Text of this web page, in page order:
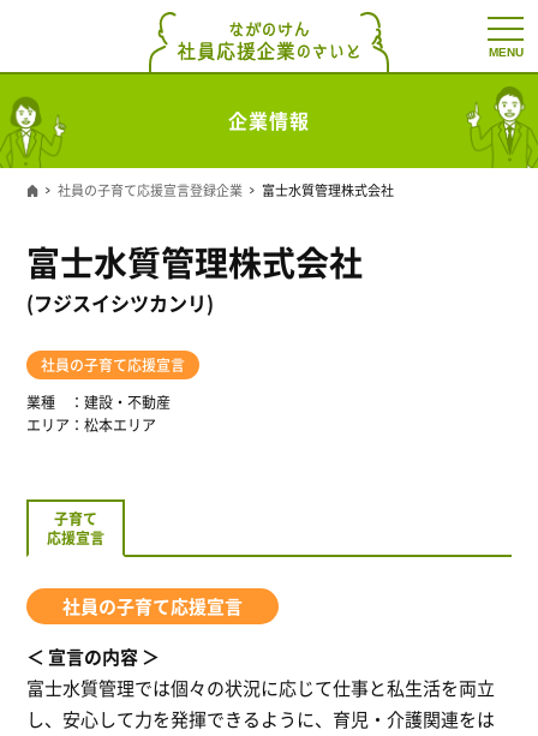
t
o
g
g
l
e
n
a
企業情報
社員の子育て応援宣言登録企業 富士水質管理株式会社
富士水質管理株式会社
(フジスイシツカンリ)
社員の子育て応援宣言
業種
建設・不動産
エリア
松本エリア
子育て
応援宣言
社員の子育て応援宣言
宣言の内容
富士水質管理では個々の状況に応じて仕事と私生活を両立
し、安心して力を発揮できるように、育児・介護関連をは